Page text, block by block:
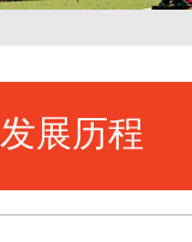
发展历程